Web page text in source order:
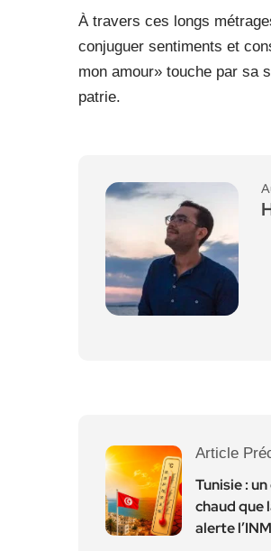
À travers ces longs
conjuguer sentiments et
mon amour» touche par sa
patrie.
Article
Tunisie :
chaud que
alerte l’INM